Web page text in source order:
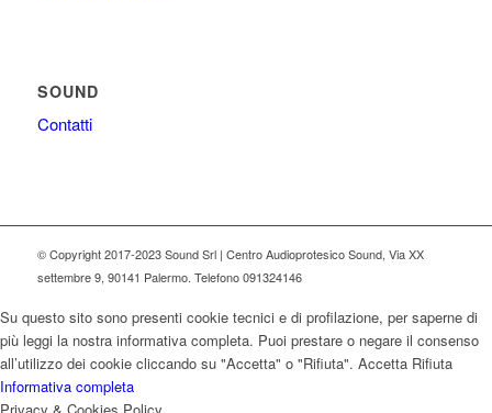
SOUND
Contatti
© Copyright 2017-2023 Sound Srl | Centro Audioprotesico Sound, Via XX
settembre 9, 90141 Palermo. Telefono 091324146
Su questo sito sono presenti cookie tecnici e di profilazione, per saperne di
più leggi la nostra informativa completa. Puoi prestare o negare il consenso
all’utilizzo dei cookie cliccando su "Accetta" o "Rifiuta". Accetta Rifiuta
Informativa completa